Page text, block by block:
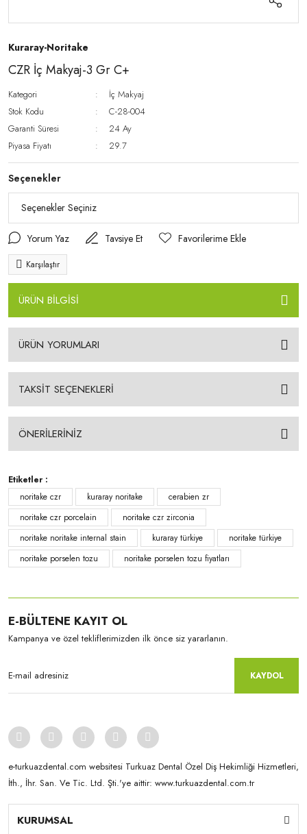
Kuraray-Noritake
CZR İç Makyaj-3 Gr C+
Kategori
İç Makyaj
Stok Kodu
C-28-004
Garanti Süresi
24 Ay
Piyasa Fiyatı
29.7
Seçenekler
Yorum Yaz Tavsiye Et
Karşılaştır
ÜRÜN BİLGİSİ
ÜRÜN YORUMLARI
TAKSİT SEÇENEKLERİ
ÖNERİLERİNİZ
Etiketler :
noritake czr
kuraray noritake
cerabien zr
noritake czr porcelain
noritake czr zirconia
noritake noritake internal stain
kuraray türkiye
noritake türkiye
noritake porselen tozu
noritake porselen tozu fiyatları
E-BÜLTENE KAYIT OL
Kampanya ve özel tekliflerimizden ilk önce siz yararlanın.
KAYDOL
e-turkuazdental.com websitesi Turkuaz Dental Özel Diş Hekimliği Hizmetleri,
İth., İhr. San. Ve Tic. Ltd. Şti.'ye aittir: www.turkuazdental.com.tr
KURUMSAL